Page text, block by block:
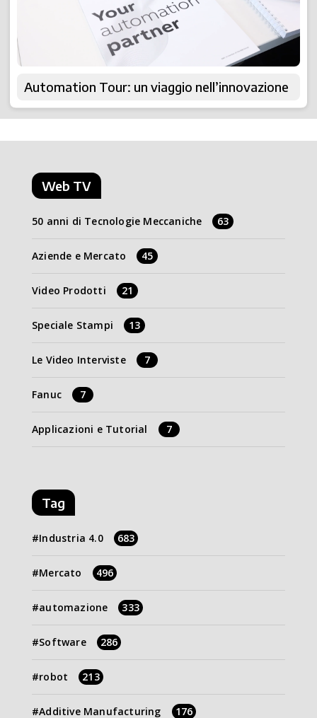
Automation Tour: un viaggio nell’innovazione
Web TV
50 anni di Tecnologie Meccaniche 63
Aziende e Mercato 45
Video Prodotti 21
Speciale Stampi 13
Le Video Interviste 7
Fanuc 7
Applicazioni e Tutorial 7
Tag
Industria 4.0 683
Mercato 496
automazione 333
Software 286
robot 213
Additive Manufacturing 176